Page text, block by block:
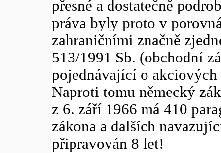
přesné a dostatečně
práva byly proto v
zahraničními značně
513/1991 Sb. (obchodní
pojednávající o akciových
Naproti tomu německý
z 6. září 1966 má 410
zákona a dalších
připravován 8 let!